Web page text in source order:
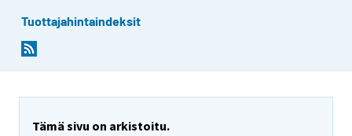
Tuottajahintaindeksit
Tämä sivu on arkistoitu.